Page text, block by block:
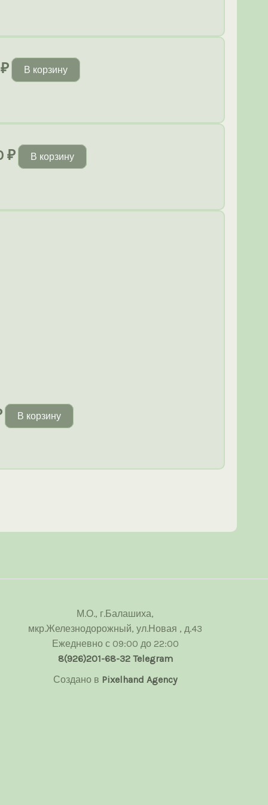
₽ В корзину
₽ В корзину
В корзину
М.О., г.Балашиха,
мкр.Железнодорожный, ул.Новая , д.43
Ежедневно с 09:00 до 22:00
8(926)201-68-32 Telegram
Создано в Pixelhand Agency